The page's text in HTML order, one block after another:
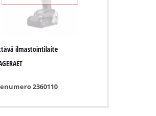
ilmastointilaite
2360110